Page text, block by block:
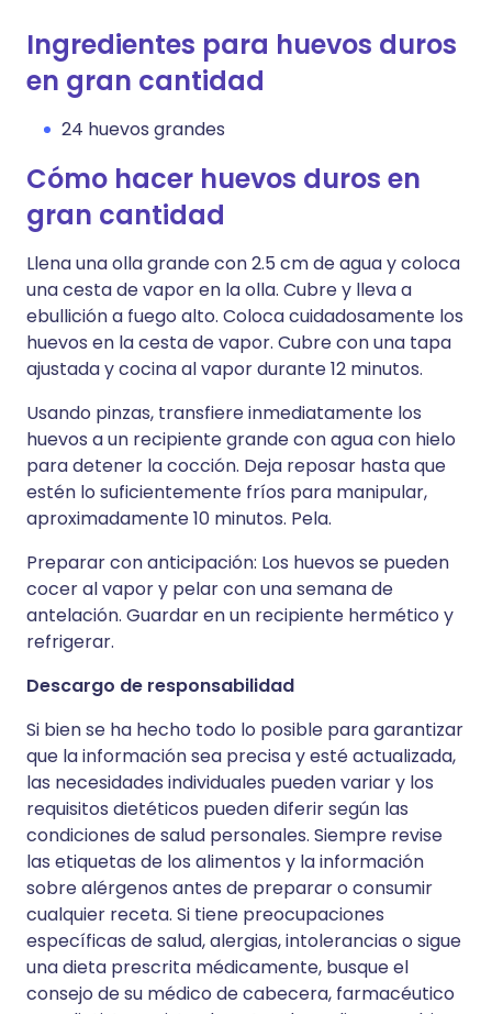
Ingredientes para huevos duros
en gran cantidad
24 huevos grandes
Cómo hacer huevos duros en
gran cantidad
Llena una olla grande con 2.5 cm de agua y coloca
una cesta de vapor en la olla. Cubre y lleva a
ebullición a fuego alto. Coloca cuidadosamente los
huevos en la cesta de vapor. Cubre con una tapa
ajustada y cocina al vapor durante 12 minutos.
Usando pinzas, transfiere inmediatamente los
huevos a un recipiente grande con agua con hielo
para detener la cocción. Deja reposar hasta que
estén lo suficientemente fríos para manipular,
aproximadamente 10 minutos. Pela.
Preparar con anticipación: Los huevos se pueden
cocer al vapor y pelar con una semana de
antelación. Guardar en un recipiente hermético y
refrigerar.
Descargo de responsabilidad
Si bien se ha hecho todo lo posible para garantizar
que la información sea precisa y esté actualizada,
las necesidades individuales pueden variar y los
requisitos dietéticos pueden diferir según las
condiciones de salud personales. Siempre revise
las etiquetas de los alimentos y la información
sobre alérgenos antes de preparar o consumir
cualquier receta. Si tiene preocupaciones
específicas de salud, alergias, intolerancias o sigue
una dieta prescrita médicamente, busque el
consejo de su médico de cabecera, farmacéutico